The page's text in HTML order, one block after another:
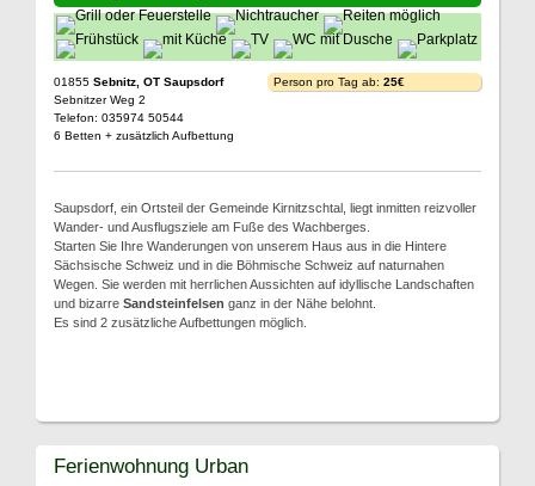
01855 Sebnitz, OT Saupsdorf
Sebnitzer Weg 2
Telefon: 035974 50544
6 Betten + zusätzlich Aufbettung
Person pro Tag ab: 25€
Saupsdorf, ein Ortsteil der Gemeinde Kirnitzschtal, liegt inmitten reizvoller
Wander- und Ausflugsziele am Fuße des Wachberges.
Starten Sie Ihre Wanderungen von unserem Haus aus in die Hintere
Sächsische Schweiz und in die Böhmische Schweiz auf naturnahen
Wegen. Sie werden mit herrlichen Aussichten auf idyllische Landschaften
und bizarre Sandsteinfelsen ganz in der Nähe belohnt.
Es sind 2 zusätzliche Aufbettungen möglich.
Ferienwohnung Urban